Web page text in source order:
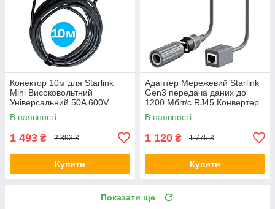
Конектор 10м для Starlink
Mini Високовольтний
Універсальний 50A 600V
Чорний
В наявності
1 493 ₴ 2 393 ₴
Купити
Адаптер Мережевий Starlink
Gen3 передача даних до
1200 Мбіт/с RJ45 Конвертер
(Starlink GEN 3 / V 3) Сірий
В наявності
1 120 ₴ 1 775 ₴
Купити
Показати ще